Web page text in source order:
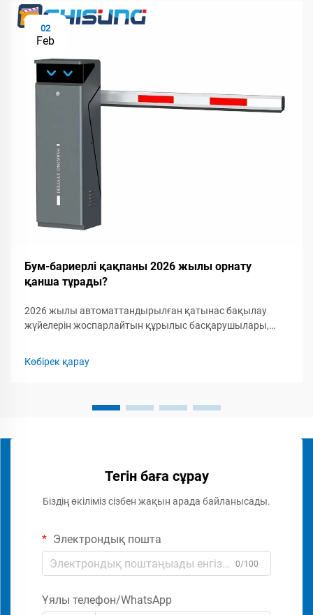
02
Feb
Бум-бариерлі қақпаны 2026 жылы орнату
қанша тұрады?
2026 жылы автоматтандырылған қатынас бақылау
жүйелерін жоспарлайтын құрылыс басқарушылары,
құрылымын түсіну маңызды. Бум-бариерлік қақпаққа...
Көбірек қарау
Тегін баға сұрау
Біздің өкіліміз сізбен жақын арада байланысады.
Электрондық пошта
0/100
Ұялы телефон/WhatsApp